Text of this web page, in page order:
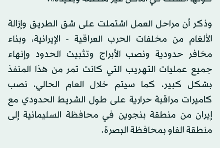
وذكر أن مراحل العمل اشتملت على شق الطريق وإزالة
الألغام من مخلفات الحرب العراقية - الإيرانية، وبناء
مخافر حدودية ونصب الأبراج وتثبيت الحدود وإنهاء
جميع عمليات التهريب التي كانت تمر من هذا المنفذ
بشكل كبير، كما سيتم خلال العام الحالي، نصب
كاميرات مراقبة حرارية على طول الشريط الحدودي مع
إيران من منطقة بنجوين في محافظة السليمانية إلى
منطقة الفاو بمحافظة البصرة.